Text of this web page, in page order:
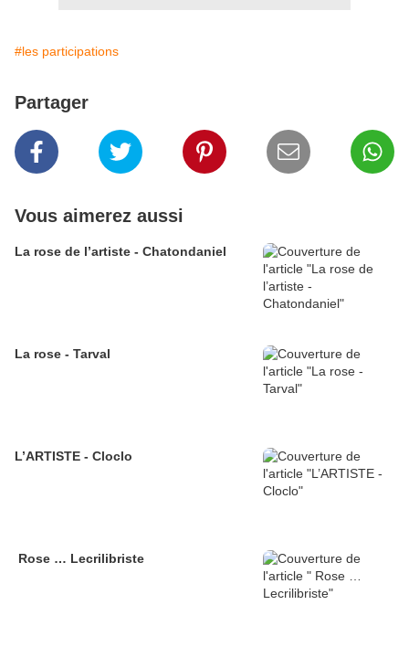
#les participations
Partager
Vous aimerez aussi
La rose de l’artiste - Chatondaniel
La rose - Tarval
L’ARTISTE - Cloclo
Rose … Lecrilibriste